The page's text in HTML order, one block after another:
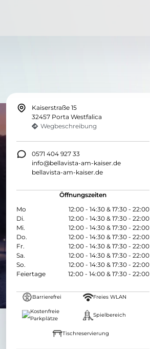
Kaiserstraße 15
32457 Porta Westfalica
Wegbeschreibung
0571 404 927 33
info@bellavista-am-kaiser.de
bellavista-am-kaiser.de
Öffnungszeiten
Mo
12:00 - 14:30 & 17:30 - 22:00
Di.
12:00 - 14:30 & 17:30 - 22:00
Mi.
12:00 - 14:30 & 17:30 - 22:00
Do.
12:00 - 14:30 & 17:30 - 22:00
Fr.
12:00 - 14:30 & 17:30 - 22:00
Sa.
12:00 - 14:30 & 17:30 - 22:00
So.
12:00 - 14:30 & 17:30 - 22:00
Feiertage
12:00 - 14:00 & 17:30 - 22:00
Barrierefrei Freies WLAN
Kostenfreie
Parkplätze
Spielbereich
Tischreservierung